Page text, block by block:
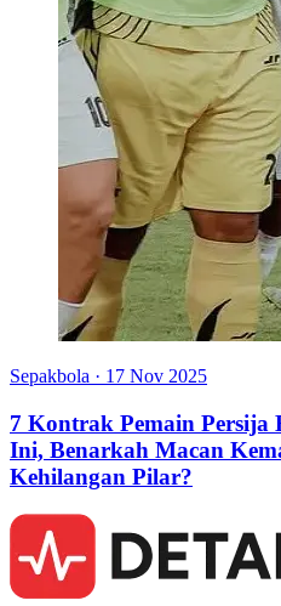
Sepakbola · 17 Nov 2025
7 Kontrak Pemain
Ini, Benarkah Macan
Kehilangan Pilar?